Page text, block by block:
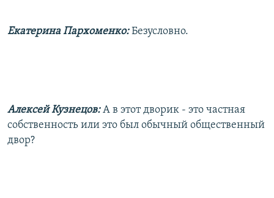
Екатерина Пархоменко:Безусловно.
Алексей Кузнецов:А в этот дворик - это частная
собственность или это был обычный общественный
двор?